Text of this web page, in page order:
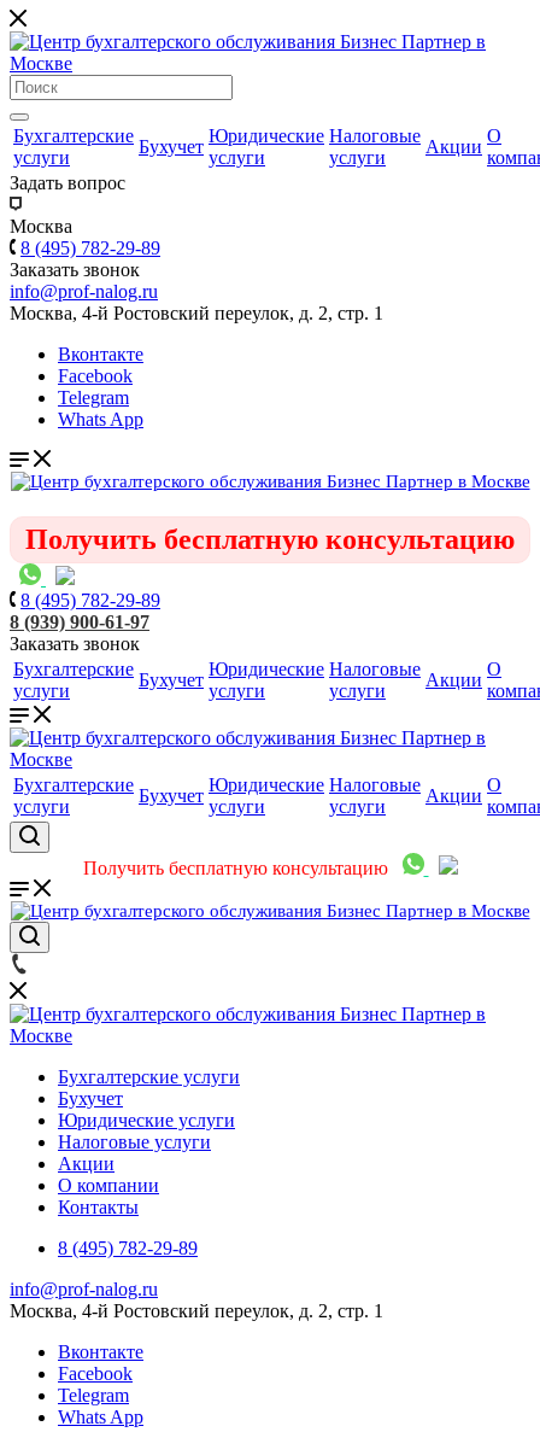
Бухгалтерские
услуги
Бухучет
Юридические
услуги
Налоговые
услуги
Акции
О
Задать вопрос
Москва
8 (495) 782-29-89
Заказать звонок
info@prof-nalog.ru
Москва, 4-й Ростовский переулок, д. 2, стр. 1
Вконтакте
Facebook
Telegram
Whats App
Получить бесплатную консультацию
8 (495) 782-29-89
8 (939) 900-61-97
Заказать звонок
Бухгалтерские
услуги
Бухучет
Юридические
услуги
Налоговые
услуги
Акции
О
Бухгалтерские
услуги
Бухучет
Юридические
услуги
Налоговые
услуги
Акции
О
Получить бесплатную консультацию
Бухгалтерские услуги
Бухучет
Юридические услуги
Налоговые услуги
Акции
О компании
Контакты
8 (495) 782-29-89
info@prof-nalog.ru
Москва, 4-й Ростовский переулок, д. 2, стр. 1
Вконтакте
Facebook
Telegram
Whats App